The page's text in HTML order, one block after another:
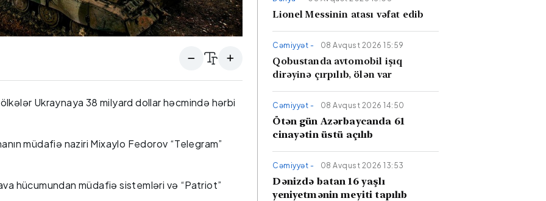
Ukraynaya 38 milyard dollar həcmində hərbi
müdafiə naziri Mixaylo Fedorov “Telegram”
hücumundan müdafiə sistemləri və “Patriot”
Lionel Messinin atası vəfat edib
Cəmiyyət - 08 Avqust 2026 15:59
Qobustanda avtomobil işıq
dirəyinə çırpılıb, ölən var
Cəmiyyət - 08 Avqust 2026 14:50
Ötən gün Azərbaycanda 61
cinayətin üstü açılıb
Cəmiyyət - 08 Avqust 2026 13:53
Dənizdə batan 16 yaşlı
yeniyetmənin meyiti tapılıb